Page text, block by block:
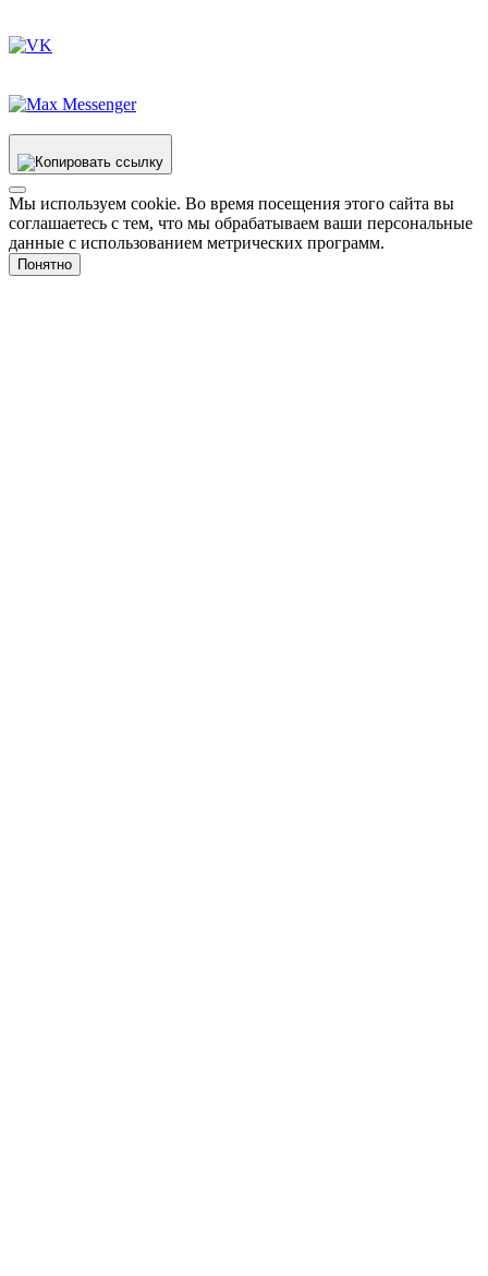
Мы используем cookie. Во время посещения этого сайта вы
соглашаетесь с тем, что мы обрабатываем ваши персональные
данные с использованием метрических программ.
Понятно